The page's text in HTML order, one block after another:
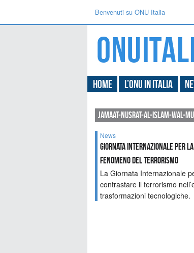
Benvenuti su ONU Italia
Home L’ONU in Italia
jamaat-nusrat-al-islam-wal-
News
Giornata Internazionale per
Fenomeno del Terrorismo
La Giornata Internazionale
contrastare il terrorismo
trasformazioni tecnologiche.